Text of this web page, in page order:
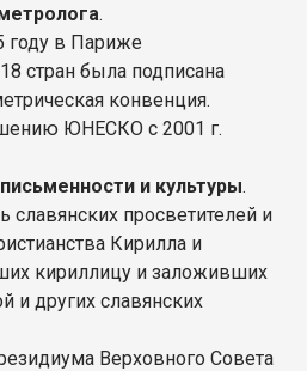
.
году в Париже
стран была подписана
конвенция.
ЮНЕСКО с 2001 г.
и культуры.
славянских просветителей и
Кирилла и
кириллицу и заложивших
и других славянских
Верховного Совета